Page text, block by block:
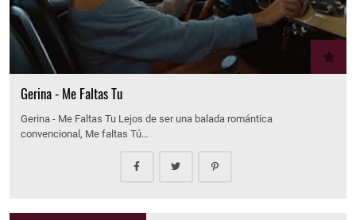
Gerina - Me Faltas Tu
Gerina - Me Faltas Tu Lejos de ser una balada romántica
convencional, Me faltas Tú…